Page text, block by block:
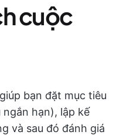
cuộc
bạn đặt mục tiêu
hạn), lập kế
và sau đó đánh giá